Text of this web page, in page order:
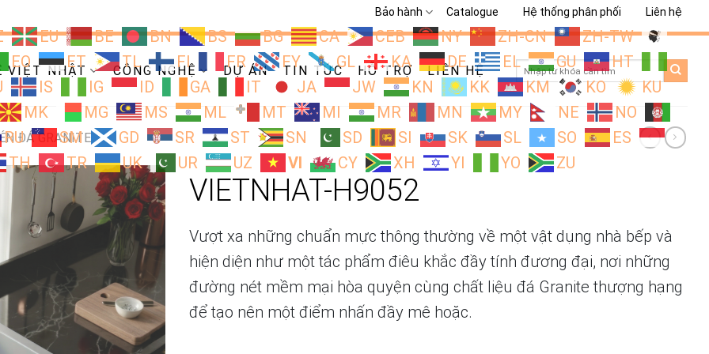
Bảo hành Catalogue Hệ thống phân phối Liên hệ
EU BE BN BS BG CA CEB NY ZH-CN
ZH-TW
EO ET TL FI FR FY GL KA DE EL GU
HT
IS IG ID GA IT JA JW KN KK KM KO
KU
MK MG MS ML MT MI MR MN MY NE
NO
RU SM GD SR ST SN SD SI SK SL SO
ES
TH TR UK UR UZ VI CY XH YI YO ZU
VIỆT NHẬT CÔNG NGHỆ DỰ ÁN TIN TỨC HỖ TRỢ LIÊN HỆ
Search
for:
ĐÁ GRANITE
VIETNHAT-H9052
Vượt xa những chuẩn mực thông thường về một vật dụng nhà bếp và
hiện diện như một tác phẩm điêu khắc đầy tính đương đại, nơi những
đường nét mềm mại hòa quyện cùng chất liệu đá Granite thượng hạng
để tạo nên một điểm nhấn đầy mê hoặc.